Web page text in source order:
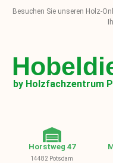
Besuchen Sie unseren Holz-
by Holzfachzentrum
Horstweg 47
14482 Potsdam